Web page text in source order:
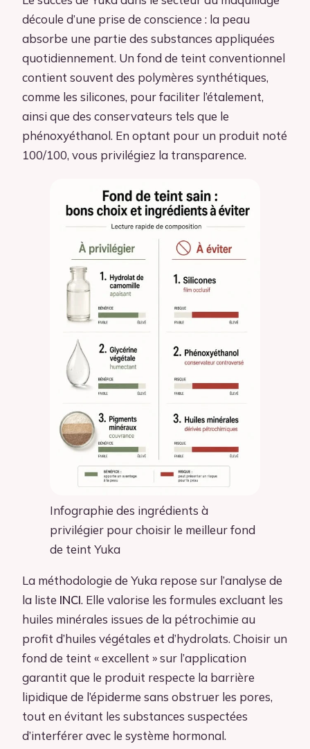
découle d’une prise de conscience : la peau
absorbe une partie des substances appliquées
quotidiennement. Un fond de teint conventionnel
contient souvent des polymères synthétiques,
comme les silicones, pour faciliter l’étalement,
ainsi que des conservateurs tels que le
phénoxyéthanol. En optant pour un produit noté
100/100, vous privilégiez la transparence.
Infographie des ingrédients à
privilégier pour choisir le meilleur fond
de teint Yuka
La méthodologie de Yuka repose sur l’analyse de
la liste INCI. Elle valorise les formules excluant les
huiles minérales issues de la pétrochimie au
profit d’huiles végétales et d’hydrolats. Choisir un
fond de teint « excellent » sur l’application
garantit que le produit respecte la barrière
lipidique de l’épiderme sans obstruer les pores,
tout en évitant les substances suspectées
d’interférer avec le système hormonal.